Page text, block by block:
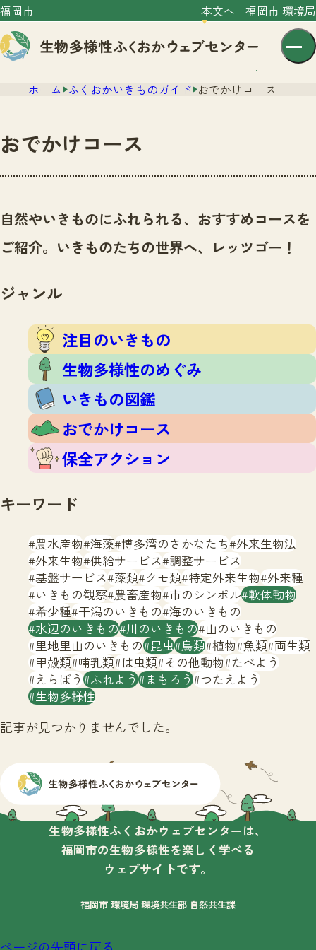
福岡市 本文へ 福岡市 環境局
文字サイズ 小 中 大
センター紹介
センター紹介TOP
サイトポリシー
ニュース
いきものガイド
注目のいきもの
生物多様性のめぐみ
いきもの図鑑
おでかけコース
保全アクション
イベント
いきもの調査隊
調査レポート
調査レポートTOP
調査結果
ふくおかいきものマップ
マッチング
マッチングTOP
掲載申し込みフォーム
お問合せ
生物多様性ふくおかウェブセンターとは
サイトマップ
ホーム ふくおかいきものガイド おでかけコース
おでかけコース
自然やいきものにふれられる、おすすめコースを
ご紹介。いきものたちの世界へ、レッツゴー！
ジャンル
注目のいきもの
生物多様性のめぐみ
いきもの図鑑
おでかけコース
保全アクション
キーワード
農水産物 海藻 博多湾のさかなたち 外来生物法
外来生物 供給サービス 調整サービス
基盤サービス 藻類 クモ類 特定外来生物 外来種
いきもの観察 農畜産物 市のシンボル 軟体動物
希少種 干潟のいきもの 海のいきもの
水辺のいきもの 川のいきもの 山のいきもの
里地里山のいきもの 昆虫 鳥類 植物 魚類 両生類
甲殻類 哺乳類 は虫類 その他動物 たべよう
えらぼう ふれよう まもろう つたえよう
生物多様性
記事が見つかりませんでした。
生物多様性ふくおかウェブセンターは、
福岡市の生物多様性を楽しく学べる
ウェブサイトです。
福岡市 環境局 環境共生部 自然共生課